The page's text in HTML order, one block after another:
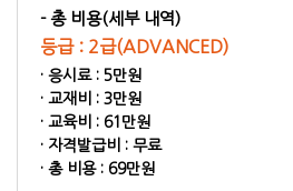
- 총 비용(세부 내역)
등급 : 2급(ADVANCED)
· 응시료 : 5만원
· 교재비 : 3만원
· 교육비 : 61만원
· 자격발급비 : 무료
· 총 비용 : 69만원